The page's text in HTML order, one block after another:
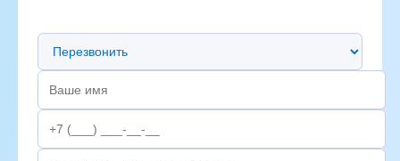
Предпочтительный способ связи